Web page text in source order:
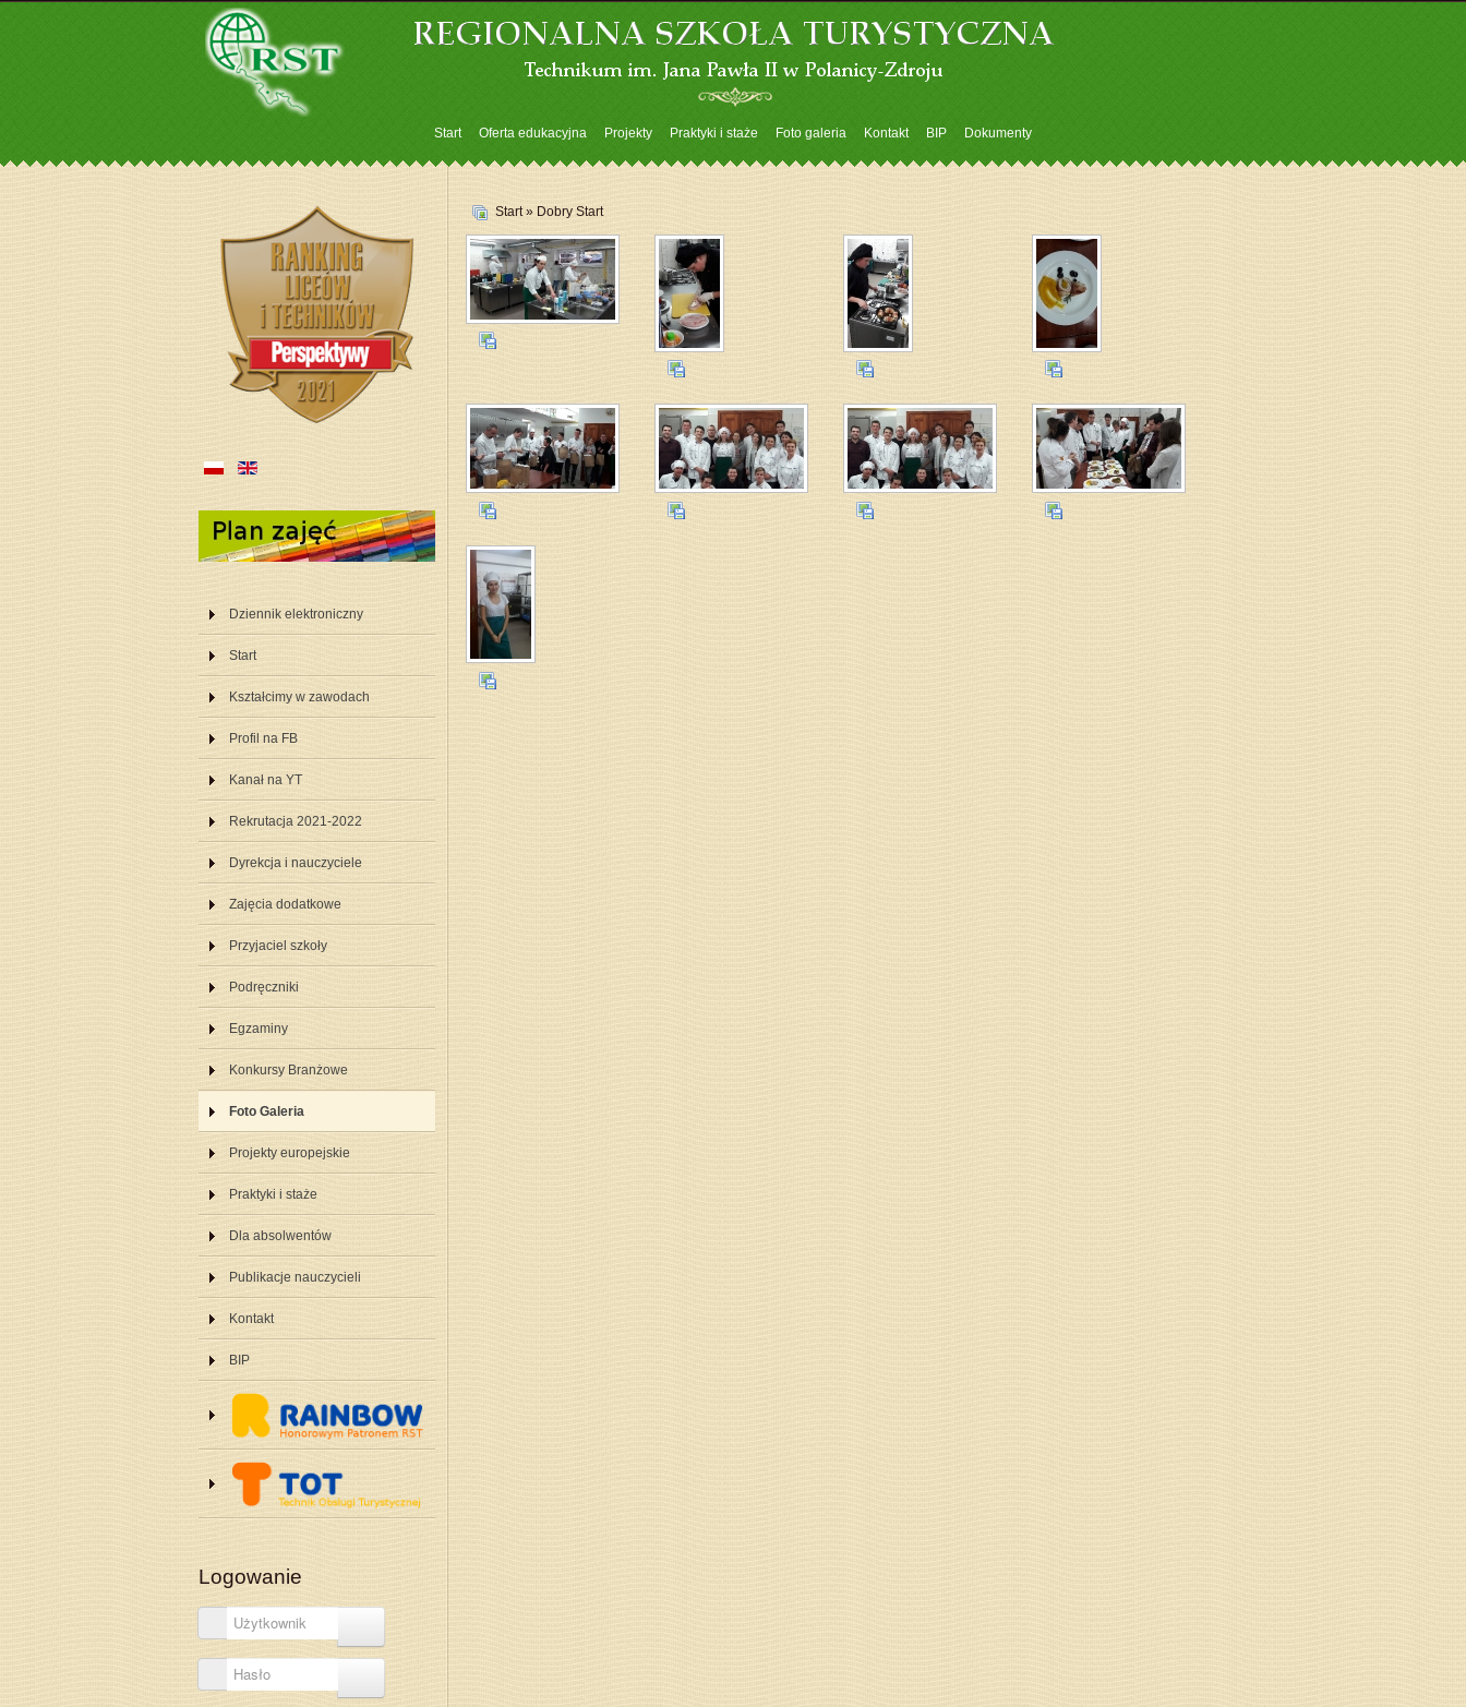
Start Oferta edukacyjna Projekty Praktyki i staże Foto galeria Kontakt BIP Dokumenty
Start» Dobry Start
Dziennik elektroniczny
Start
Kształcimy w zawodach
Profil na FB
Kanał na YT
Rekrutacja 2021-2022
Dyrekcja i nauczyciele
Zajęcia dodatkowe
Przyjaciel szkoły
Podręczniki
Egzaminy
Konkursy Branżowe
Foto Galeria
Projekty europejskie
Praktyki i staże
Dla absolwentów
Publikacje nauczycieli
Kontakt
BIP
Logowanie
Użytkownik
Hasło